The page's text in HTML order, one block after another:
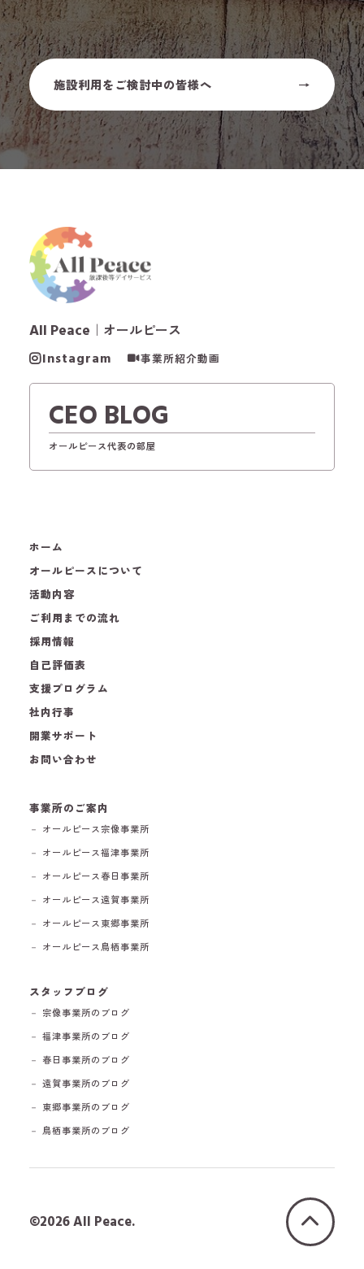
施設利用をご検討中の皆様へ
All Peace ｜オールピース
Instagram 事業所紹介動画
CEO BLOG
オールピース代表の部屋
ホーム
オールピースについて
活動内容
ご利用までの流れ
採用情報
自己評価表
支援プログラム
社内行事
開業サポート
お問い合わせ
事業所のご案内
－ オールピース宗像事業所
－ オールピース福津事業所
－ オールピース春日事業所
－ オールピース遠賀事業所
－ オールピース東郷事業所
－ オールピース鳥栖事業所
スタッフブログ
－ 宗像事業所のブログ
－ 福津事業所のブログ
－ 春日事業所のブログ
－ 遠賀事業所のブログ
－ 東郷事業所のブログ
－ 鳥栖事業所のブログ
©2026 All Peace.